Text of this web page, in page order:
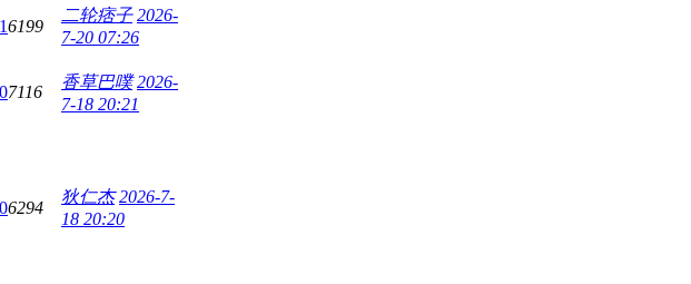
16199
二轮痞子 2026-
7-20 07:26
07116
香草巴噗 2026-
7-18 20:21
06294
狄仁杰 2026-7-
18 20:20